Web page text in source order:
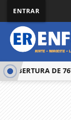
ENTRAR
DE 767